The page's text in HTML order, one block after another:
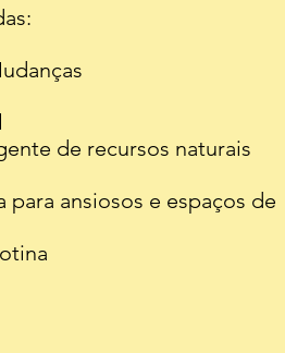
de recursos naturais
para ansiosos e espaços de